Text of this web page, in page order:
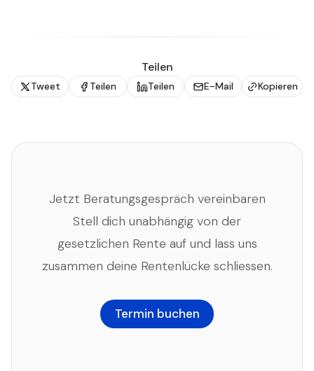
Teilen
Tweet Teilen Teilen E-Mail Kopieren
Jetzt Beratungsgespräch vereinbaren
Stell dich unabhängig von der
gesetzlichen Rente auf und lass uns
zusammen deine Rentenlücke schliessen.
Termin buchen